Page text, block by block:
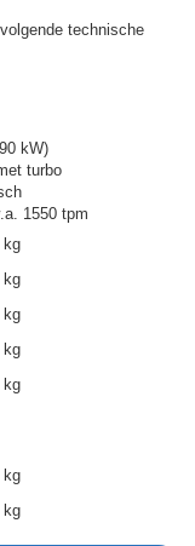
technische
kW)
turbo
1550 tpm
kg
kg
kg
kg
kg
kg
kg